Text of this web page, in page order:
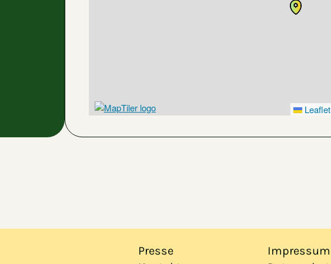
Leaflet
Presse
Impressum